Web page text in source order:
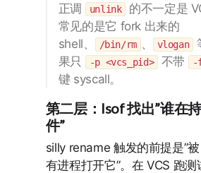
正调
unlink
的不一定是
常见的是它 fork 出来的
shell、
/bin/rm vlogan
果只
-p <vcs_pid> 不带 -
键 syscall。
第二层：lsof 找出”谁在
件”
silly rename 触发的前提是”
有进程打开它”。在 VCS 跑